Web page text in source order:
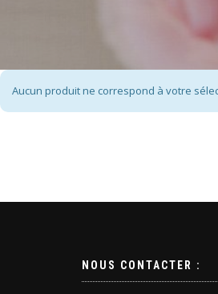
Aucun produit ne correspond à votre
NOUS CONTACTER :